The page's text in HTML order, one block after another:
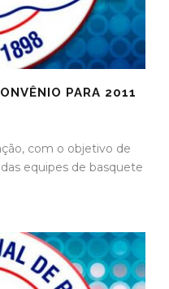
PARA 2011
com o objetivo de
equipes de basquete